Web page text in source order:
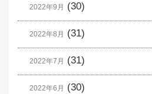
2022年9月 (30)
2022年8月 (31)
2022年7月 (31)
2022年6月 (30)